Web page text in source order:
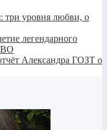
три уровня любви, о
легендарного
Александра ГОЗТ о